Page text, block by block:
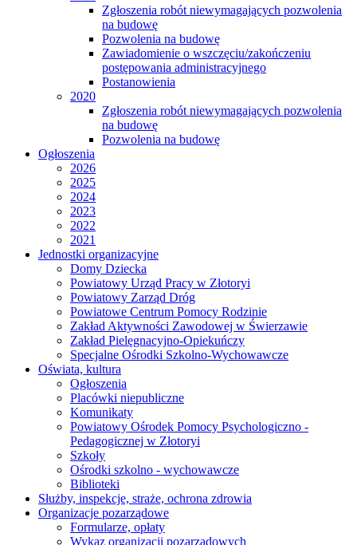
Zgłoszenia robót niewymagających pozwolenia
na budowę
Pozwolenia na budowę
Zawiadomienie o wszczęciu/zakończeniu
postępowania administracyjnego
Postanowienia
2020
Zgłoszenia robót niewymagających pozwolenia
na budowę
Pozwolenia na budowę
Ogłoszenia
2026
2025
2024
2023
2022
2021
Jednostki organizacyjne
Domy Dziecka
Powiatowy Urząd Pracy w Złotoryi
Powiatowy Zarząd Dróg
Powiatowe Centrum Pomocy Rodzinie
Zakład Aktywności Zawodowej w Świerzawie
Zakład Pielęgnacyjno-Opiekuńczy
Specjalne Ośrodki Szkolno-Wychowawcze
Oświata, kultura
Ogłoszenia
Placówki niepubliczne
Komunikaty
Powiatowy Ośrodek Pomocy Psychologiczno -
Pedagogicznej w Złotoryi
Szkoły
Ośrodki szkolno - wychowawcze
Biblioteki
Służby, inspekcje, straże, ochrona zdrowia
Organizacje pozarządowe
Formularze, opłaty
Wykaz organizacji pozarządowych